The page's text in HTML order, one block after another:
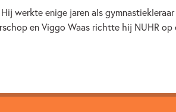
7 – 9 jaar 9 – 12 jaar Actie &
Jongensboeken
Kinderboeken over
werkte enige jaren als
en Viggo Waas richtte hij NUHR